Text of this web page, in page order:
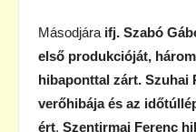
Másodjára ifj. Szabó
első produkcióját,
hibaponttal zárt. Szuhai
verőhibája és az
ért. Szentirmai Ferenc